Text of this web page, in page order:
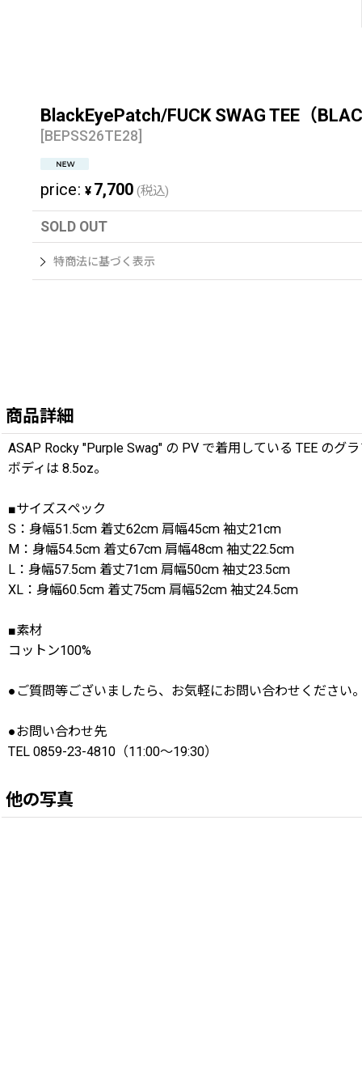
BlackEyePatch/FUCK SWAG TEE（
[BEPSS26TE28]
price: ¥ 7,700 (税込)
SOLD OUT
特商法に基づく表示
商品詳細
ASAP Rocky "Purple Swag" の PV で着用している TEE のグ
ボディは 8.5oz。
■サイズスペック
S：身幅51.5cm 着丈62cm 肩幅45cm 袖丈21cm
M：身幅54.5cm 着丈67cm 肩幅48cm 袖丈22.5cm
L：身幅57.5cm 着丈71cm 肩幅50cm 袖丈23.5cm
XL：身幅60.5cm 着丈75cm 肩幅52cm 袖丈24.5cm
■素材
コットン100%
●ご質問等ございましたら、お気軽にお問い合わせください
●お問い合わせ先
TEL 0859-23-4810（11:00〜19:30）
他の写真